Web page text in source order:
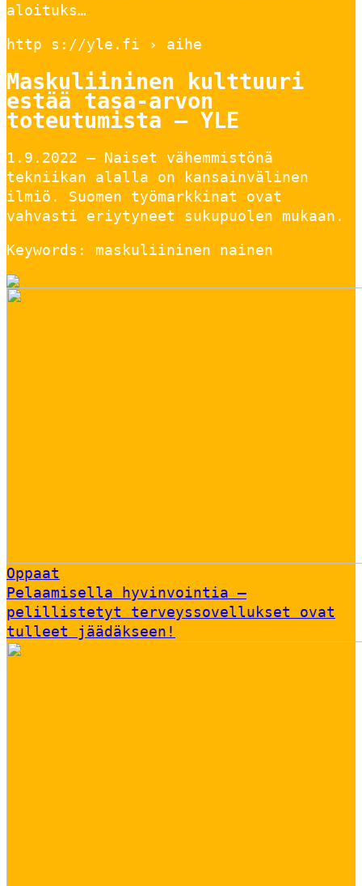
aloituks…
http s://yle.fi › aihe
Maskuliininen kulttuuri
estää tasa-arvon
toteutumista – YLE
1.9.2022 — Naiset vähemmistönä
tekniikan alalla on kansainvälinen
ilmiö. Suomen työmarkkinat ovat
vahvasti eriytyneet sukupuolen mukaan.
Keywords: maskuliininen nainen
Oppaat
Pelaamisella hyvinvointia –
pelillistetyt terveyssovellukset ovat
tulleet jäädäkseen!